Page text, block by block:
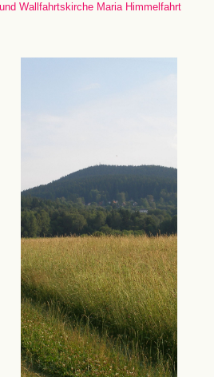
Wallfahrtskirche Maria Himmelfahrt